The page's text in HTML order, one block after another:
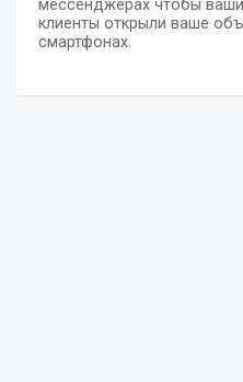
мессенджерах чтобы
клиенты открыли ваше
смартфонах.